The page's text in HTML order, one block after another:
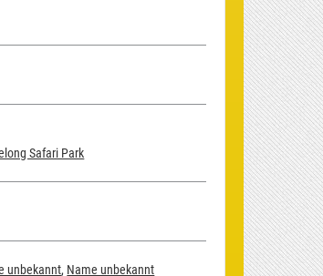
Safari Park
unbekannt, Name unbekannt